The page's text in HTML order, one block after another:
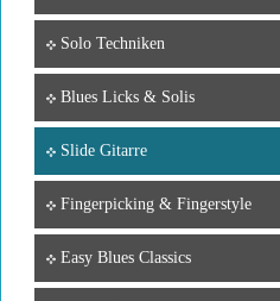
Solo Techniken
Blues Licks & Solis
Slide Gitarre
Fingerpicking & Fingerstyle
Easy Blues Classics